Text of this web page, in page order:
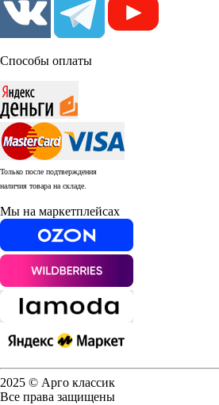
Способы оплаты
Только после подтверждения
наличия товара на складе.
Мы на маркетплейсах
2025 © Арго классик
Все права защищены